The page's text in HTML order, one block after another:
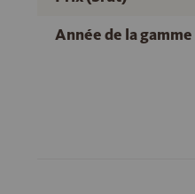
Année de la gamme